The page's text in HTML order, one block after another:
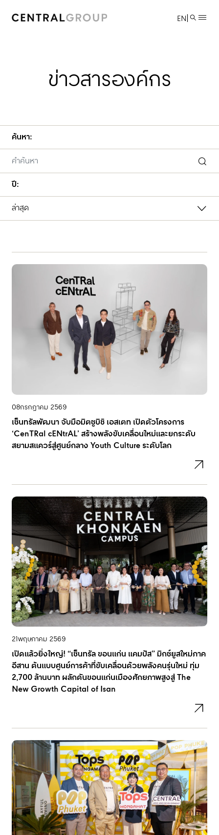
EN|
ข่าวสารองค์กร
ค้นหา:
ปี:
ล่าสุด
08กรกฎาคม 2569
เซ็นทรัลพัฒนา จับมือมิตซูบิชิ เอสเตท เปิดตัวโครงการ
‘CenTRal cENtrAL’ สร้างพลังขับเคลื่อนใหม่และยกระดับ
สยามสแควร์สู่ศูนย์กลาง Youth Culture ระดับโลก
21พฤษภาคม 2569
เปิดแล้วยิ่งใหญ่! “เซ็นทรัล ขอนแก่น แคมปัส” มิกซ์ยูสใหม่ภาค
อีสาน ต้นแบบศูนย์การค้าที่ขับเคลื่อนด้วยพลังคนรุ่นใหม่ ทุ่ม
2,700 ล้านบาท ผลักดันขอนแก่นเมืองศักยภาพสูงสู่ The
New Growth Capital of Isan